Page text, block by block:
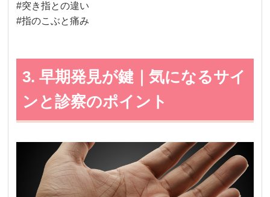
#突き指との違い
#指のこぶと痛み
3. 早期発見が鍵｜気になるサイ
ンと診察のポイント